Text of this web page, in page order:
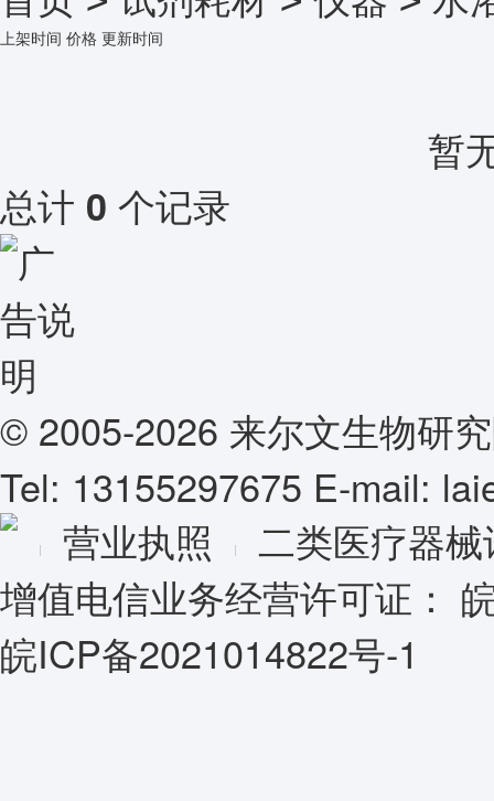
上架时间 价格 更新时间
暂
总计 0 个记录
© 2005-2026 来尔文生物研
Tel: 13155297675 E-mail:
营业执照
二类医疗器
增值电信业务经营许可证：
皖ICP备2021014822号-1